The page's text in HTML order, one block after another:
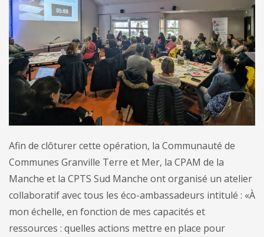
Afin de clôturer cette opération, la Communauté de
Communes Granville Terre et Mer, la CPAM de la
Manche et la CPTS Sud Manche ont organisé un atelier
collaboratif avec tous les éco-ambassadeurs intitulé : «À
mon échelle, en fonction de mes capacités et
ressources : quelles actions mettre en place pour